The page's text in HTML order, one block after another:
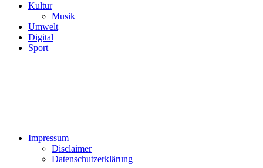
Kultur
Musik
Umwelt
Digital
Sport
Impressum
Disclaimer
Datenschutzerklärung